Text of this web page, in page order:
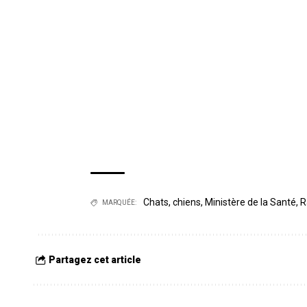
MARQUÉE: Chats, chiens, Ministère de la Santé,
Partagez cet article